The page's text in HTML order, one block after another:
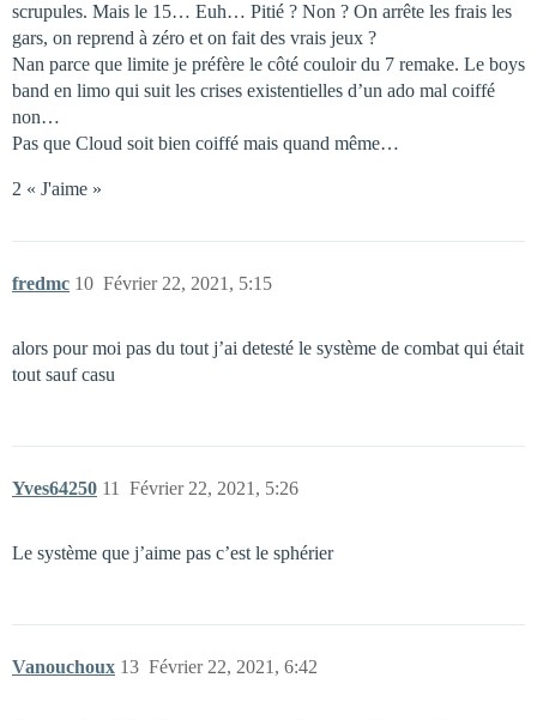
scrupules. Mais le 15… Euh… Pitié ? Non ? On arrête les frais les
gars, on reprend à zéro et on fait des vrais jeux ?
Nan parce que limite je préfère le côté couloir du 7 remake. Le boys
band en limo qui suit les crises existentielles d’un ado mal coiffé
non…
Pas que Cloud soit bien coiffé mais quand même…
2 « J'aime »
fredmc Février 22, 2021, 5:15
10
alors pour moi pas du tout j’ai detesté le système de combat qui était
tout sauf casu
Yves64250 Février 22, 2021, 5:26
11
Le système que j’aime pas c’est le sphérier
Vanouchoux Février 22, 2021, 6:42
13